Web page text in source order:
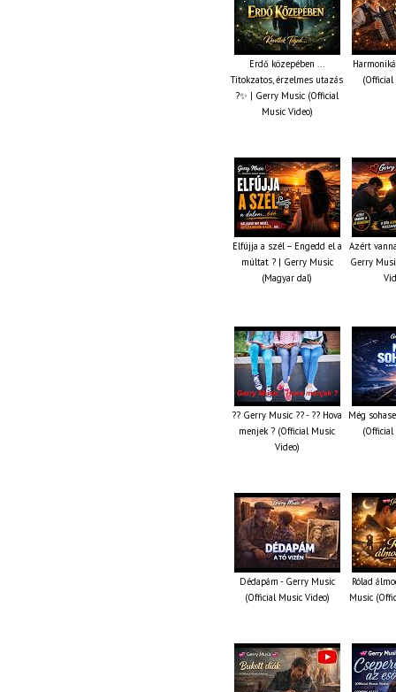
Erdő közepében ...
Titokzatos, érzelmes utazás
?✨ | Gerry Music (Official
Music Video)
(Official
Elfújja a szél – Engedd el a
múltat ? | Gerry Music
(Magyar dal)
Azért
Gerry
?? Gerry Music ?? - ?? Hova
menjek ? (Official Music
Video)
Még
(Official
Dédapám - Gerry Music
(Official Music Video)
Rólad
Music